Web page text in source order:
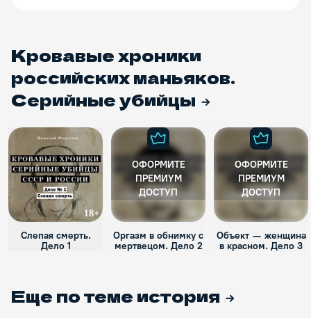
Кровавые хроники
российских маньяков.
Серийные убийцы
Слепая смерть.
Дело 1
ОФОРМИТЕ
ПРЕМИУМ
ДОСТУП
Оргазм в обнимку с
мертвецом. Дело 2
ОФОРМИТЕ
ПРЕМИУМ
ДОСТУП
Объект — женщина
в красном. Дело 3
Еще по теме история